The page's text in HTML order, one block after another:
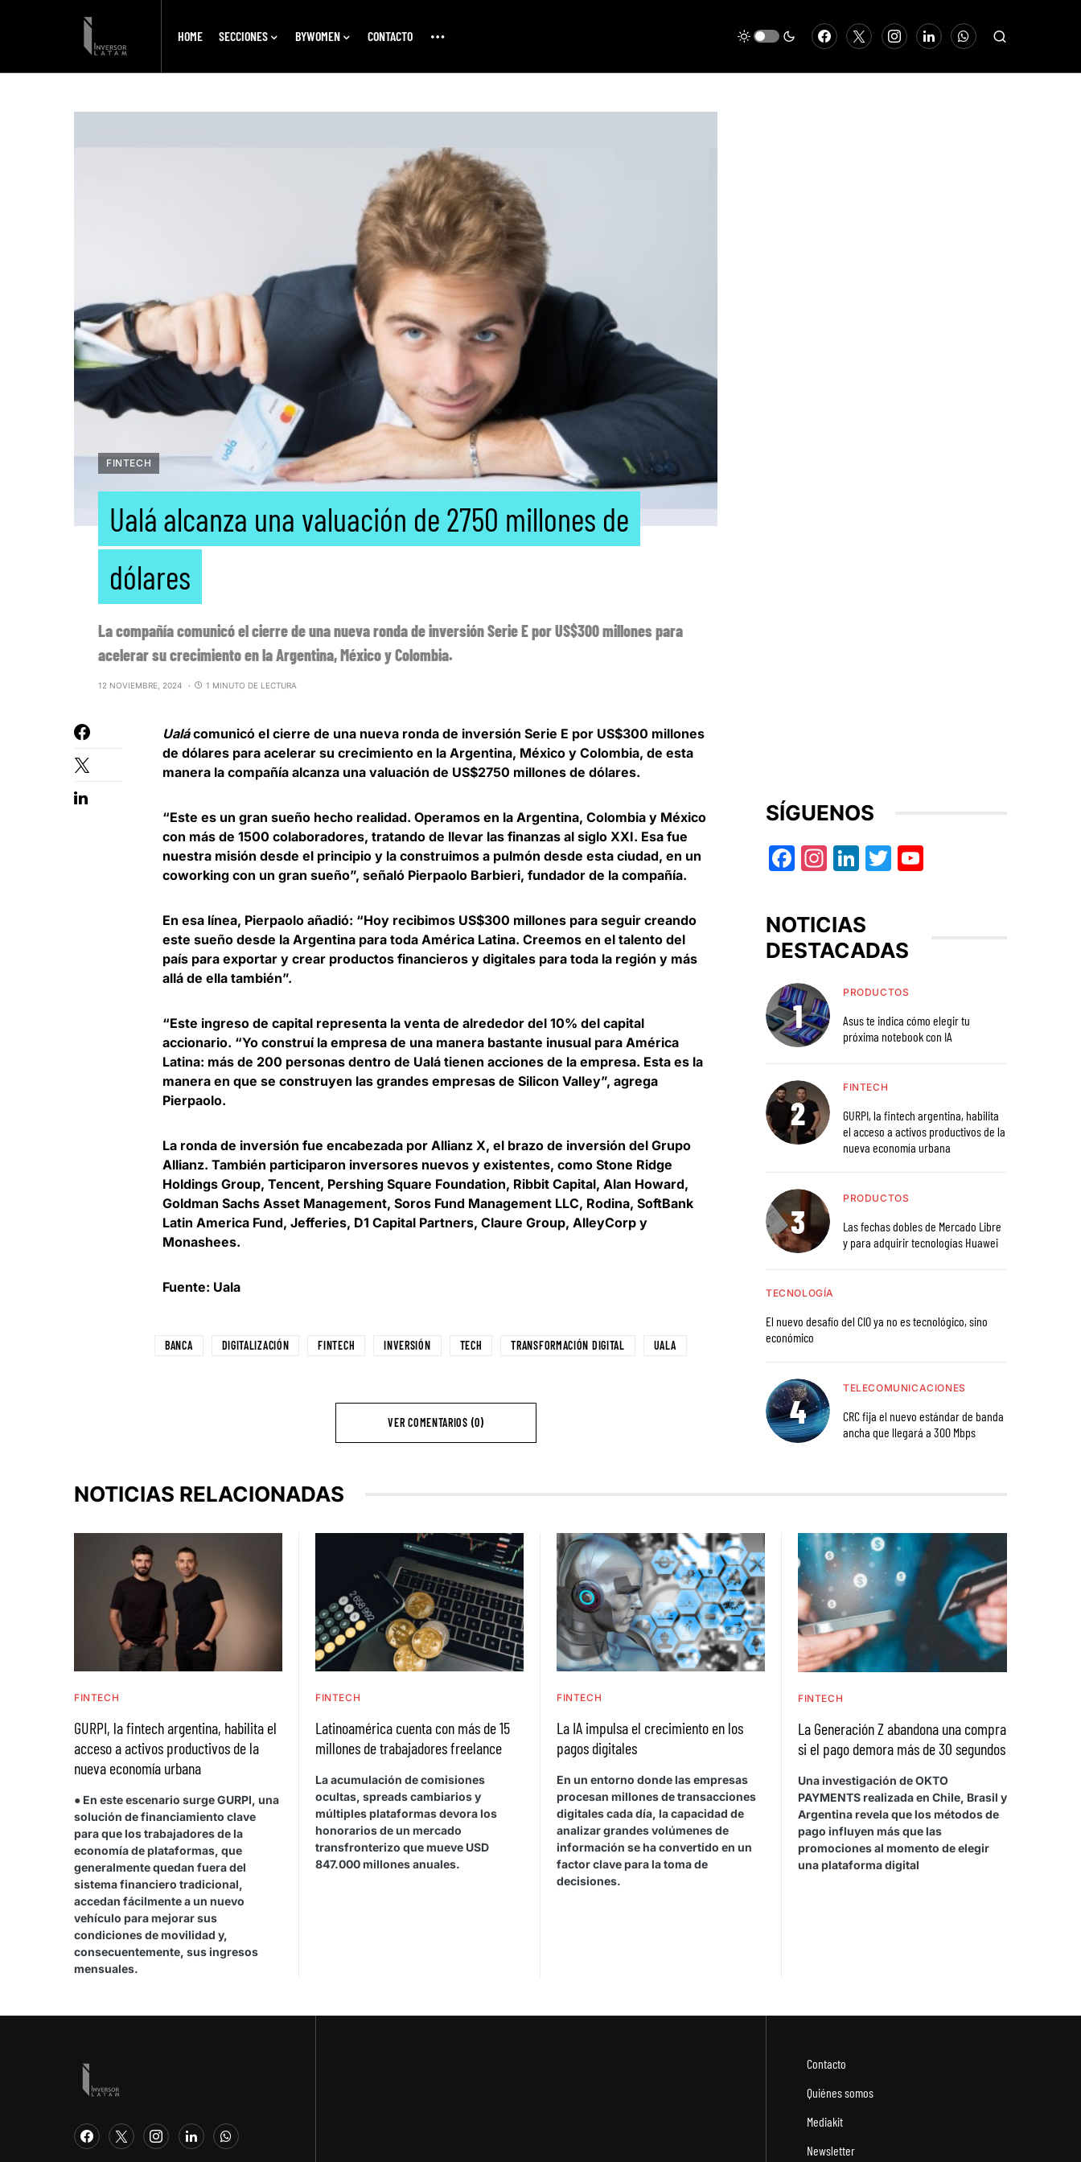
HOME SECCIONES BYWOMEN CONTACTO
FINTECH
Ualá alcanza una valuación de 2750 millones de
dólares
La compañía comunicó el cierre de una nueva ronda de inversión Serie E por US$300 millones para
acelerar su crecimiento en la Argentina, México y Colombia.
12 NOVIEMBRE, 2024 1 MINUTO DE LECTURA
Ualácomunicó el cierre de una nueva ronda de inversión Serie E por US$300 millones
de dólares para acelerar su crecimiento en la Argentina, México y Colombia, de esta
manera la compañía alcanza una valuación de US$2750 millones de dólares.
“Este es un gran sueño hecho realidad. Operamos en la Argentina, Colombia y México
con más de 1500 colaboradores, tratando de llevar las finanzas al siglo XXI. Esa fue
nuestra misión desde el principio y la construimos a pulmón desde esta ciudad, en un
coworking con un gran sueño”, señaló Pierpaolo Barbieri, fundador de la compañía.
En esa línea, Pierpaolo añadió: “Hoy recibimos US$300 millones para seguir creando
este sueño desde la Argentina para toda América Latina. Creemos en el talento del
país para exportar y crear productos financieros y digitales para toda la región y más
allá de ella también”.
“Este ingreso de capital representa la venta de alrededor del 10% del capital
accionario. “Yo construí la empresa de una manera bastante inusual para América
Latina: más de 200 personas dentro de Ualá tienen acciones de la empresa. Esta es la
manera en que se construyen las grandes empresas de Silicon Valley”, agrega
Pierpaolo.
La ronda de inversión fue encabezada por Allianz X, el brazo de inversión del Grupo
Allianz. También participaron inversores nuevos y existentes, como Stone Ridge
Holdings Group, Tencent, Pershing Square Foundation, Ribbit Capital, Alan Howard,
Goldman Sachs Asset Management, Soros Fund Management LLC, Rodina, SoftBank
Latin America Fund, Jefferies, D1 Capital Partners, Claure Group, AlleyCorp y
Monashees.
Fuente: Uala
BANCA DIGITALIZACIÓN FINTECH INVERSIÓN TECH TRANSFORMACIÓN DIGITAL UALA
VER COMENTARIOS (0)
SÍGUENOS
Facebook
Instagram
LinkedIn
Twitter
NOTICIAS
DESTACADAS
PRODUCTOS
Asus te indica cómo elegir tu
próxima notebook con IA
FINTECH
GURPI, la fintech argentina, habilita
el acceso a activos productivos de la
nueva economía urbana
PRODUCTOS
Las fechas dobles de Mercado Libre
y para adquirir tecnologías Huawei
TECNOLOGÍA
El nuevo desafío del CIO ya no es tecnológico, sino
económico
TELECOMUNICACIONES
CRC fija el nuevo estándar de banda
ancha que llegará a 300 Mbps
NOTICIAS RELACIONADAS
FINTECH
GURPI, la fintech argentina, habilita el
acceso a activos productivos de la
nueva economía urbana
● En este escenario surge GURPI, una
solución de financiamiento clave
para que los trabajadores de la
economía de plataformas, que
generalmente quedan fuera del
sistema financiero tradicional,
accedan fácilmente a un nuevo
vehículo para mejorar sus
condiciones de movilidad y,
consecuentemente, sus ingresos
mensuales.
FINTECH
Latinoamérica cuenta con más de 15
millones de trabajadores freelance
La acumulación de comisiones
ocultas, spreads cambiarios y
múltiples plataformas devora los
honorarios de un mercado
transfronterizo que mueve USD
847.000 millones anuales.
FINTECH
La IA impulsa el crecimiento en los
pagos digitales
En un entorno donde las empresas
procesan millones de transacciones
digitales cada día, la capacidad de
analizar grandes volúmenes de
información se ha convertido en un
factor clave para la toma de
decisiones.
FINTECH
La Generación Z abandona una compra
si el pago demora más de 30 segundos
Una investigación de OKTO
PAYMENTS realizada en Chile, Brasil y
Argentina revela que los métodos de
pago influyen más que las
promociones al momento de elegir
una plataforma digital
Contacto
Quiénes somos
Mediakit
Newsletter